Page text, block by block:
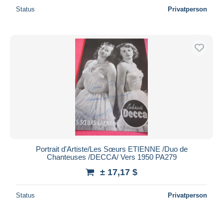
Status Privatperson
Portrait d'Artiste/Les Sœurs ETIENNE /Duo de
Chanteuses /DECCA/ Vers 1950 PA279
± 17,17 $
Status Privatperson